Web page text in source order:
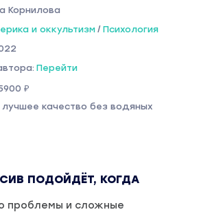
Корнилова
и оккультизм/ Психология
Перейти
₽
лучшее качество без водяных
ПОДОЙДЁТ, КОГДА
проблемы и сложные